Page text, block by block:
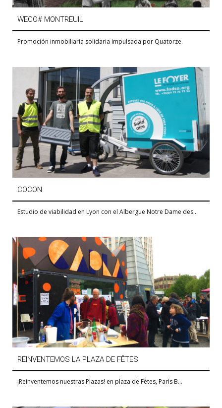
WECO# MONTREUIL
Promoción inmobiliaria solidaria impulsada por Quatorze.
COCON
Estudio de viabilidad en Lyon con el Albergue Notre Dame des...
REINVENTEMOS LA PLAZA DE FÊTES
¡Reinventemos nuestras Plazas! en plaza de Fêtes, París B...